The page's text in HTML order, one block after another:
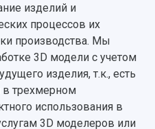
научных
изделий и
процессов их
производства. Мы
3D модели с учетом
изделия, т.к., есть
трехмерном
использования в
3D моделеров или